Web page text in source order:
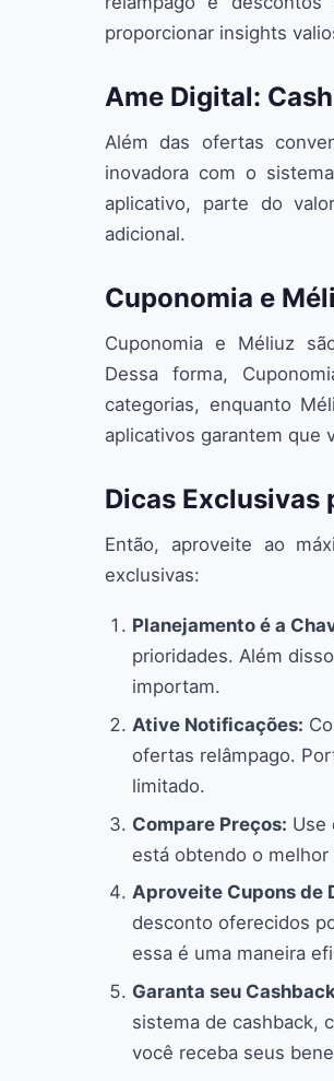
proporcionar insights
Ame Digital:
Além das ofertas
inovadora com o
aplicativo, parte do
adicional.
Cuponomia e
Cuponomia e Méliuz
Dessa forma,
categorias, enquanto
aplicativos garantem que
Dicas Exclusivas
Então, aproveite ao
exclusivas:
Planejamento é a
prioridades. Além
importam.
Ative Notificações:
ofertas relâmpago.
limitado.
Compare Preços: Use
está obtendo o
Aproveite Cupons de
desconto oferecidos
essa é uma maneira
Garanta seu
sistema de cashback,
você receba seus